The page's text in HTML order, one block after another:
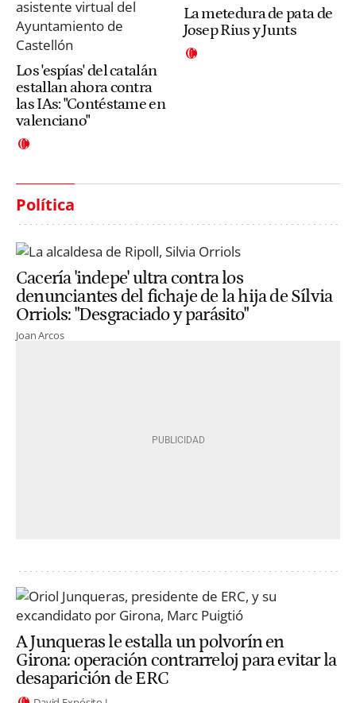
Los 'espías' del catalán
estallan ahora contra
las IAs: "Contéstame en
valenciano"
La metedura de pata de
Josep Rius y Junts
Política
Cacería 'indepe' ultra contra los
denunciantes del fichaje de la hija de Sílvia
Orriols: "Desgraciado y parásito"
Joan Arcos
A Junqueras le estalla un polvorín en
Girona: operación contrarreloj para evitar la
desaparición de ERC